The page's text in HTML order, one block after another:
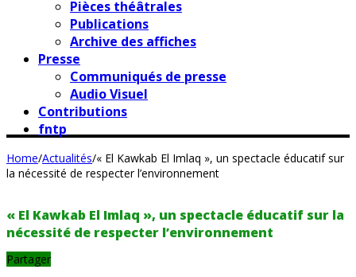
Pièces théâtrales
Publications
Archive des affiches
Presse
Communiqués de presse
Audio Visuel
Contributions
fntp
Home/Actualités/« El Kawkab El Imlaq », un spectacle éducatif sur
la nécessité de respecter l’environnement
« El Kawkab El Imlaq », un spectacle éducatif sur la
nécessité de respecter l’environnement
Partager